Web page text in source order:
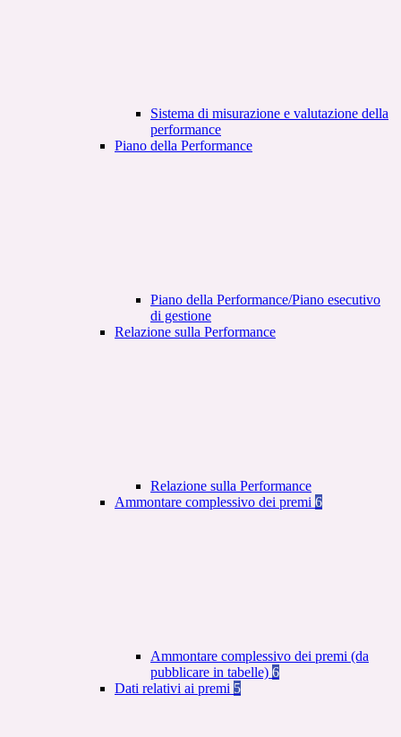
Sistema di misurazione e valutazione della
performance
Piano della Performance
Piano della Performance/Piano esecutivo
di gestione
Relazione sulla Performance
Relazione sulla Performance
Ammontare complessivo dei premi 6
Ammontare complessivo dei premi (da
pubblicare in tabelle) 6
Dati relativi ai premi 5